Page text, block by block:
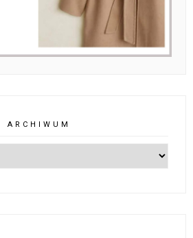
ARCHIWUM